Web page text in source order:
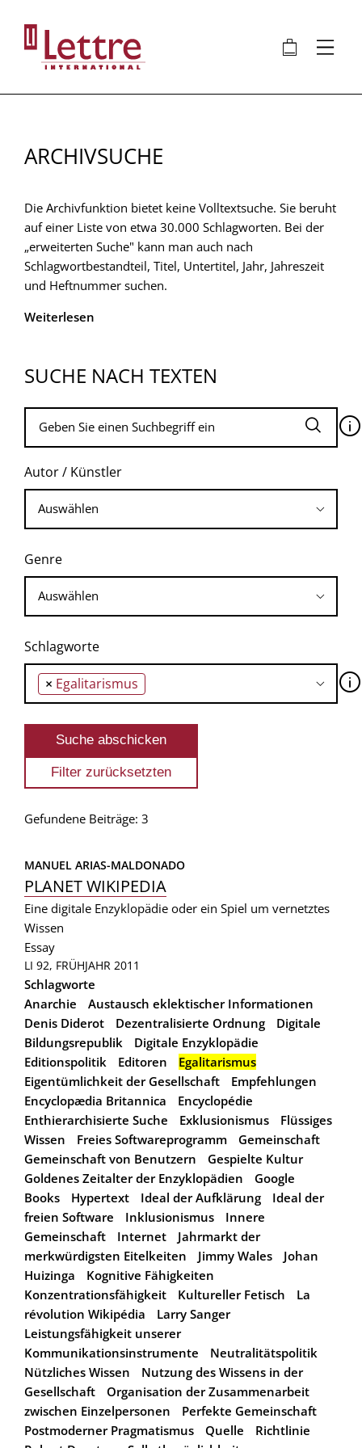
Inhalt
🛍 ⋮
ARCHIVSUCHE
Die Archivfunktion bietet keine Volltextsuche. Sie beruht
auf einer Liste von etwa 30.000 Schlagworten. Bei der
„erweiterten Suche" kann man auch nach
Schlagwortbestandteil, Titel, Untertitel, Jahr, Jahreszeit
und Heftnummer suchen.
Weiterlesen
SUCHE NACH TEXTEN
🛈
Autor / Künstler
Genre
Schlagworte
× Egalitarismus 🛈
Gefundene Beiträge: 3
MANUEL ARIAS-MALDONADO
PLANET WIKIPEDIA
Eine digitale Enzyklopädie oder ein Spiel um vernetztes
Wissen
Essay
LI 92, FRÜHJAHR 2011
Schlagworte
Anarchie
Austausch eklektischer Informationen
Denis Diderot
Dezentralisierte Ordnung
Digitale
Bildungsrepublik
Digitale Enzyklopädie
Editionspolitik
Editoren
Egalitarismus
Eigentümlichkeit der Gesellschaft
Empfehlungen
Encyclopædia Britannica
Encyclopédie
Enthierarchisierte Suche
Exklusionismus
Flüssiges
Wissen
Freies Softwareprogramm
Gemeinschaft
Gemeinschaft von Benutzern
Gespielte Kultur
Goldenes Zeitalter der Enzyklopädien
Google
Books
Hypertext Ideal der Aufklärung
Ideal der
freien Software
Inklusionismus
Innere
Gemeinschaft
Internet
Jahrmarkt der
merkwürdigsten Eitelkeiten
Jimmy Wales
Johan
Huizinga
Kognitive Fähigkeiten
Konzentrationsfähigkeit
Kultureller Fetisch
La
révolution Wikipédia
Larry Sanger
Leistungsfähigkeit unserer
Kommunikationsinstrumente
Neutralitätspolitik
Nützliches Wissen
Nutzung des Wissens in der
Gesellschaft
Organisation der Zusammenarbeit
zwischen Einzelpersonen
Perfekte Gemeinschaft
Postmoderner Pragmatismus
Quelle
Richtlinie